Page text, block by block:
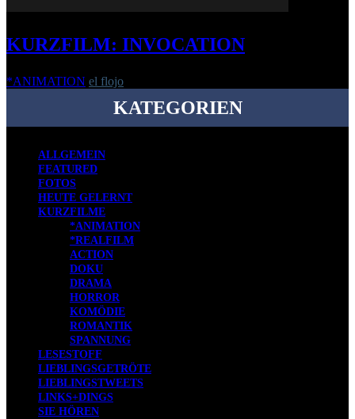
KURZFILM: INVOCATION
*ANIMATION el flojo
KATEGORIEN
ALLGEMEIN
FEATURED
FOTOS
HEUTE GELERNT
KURZFILME
*ANIMATION
*REALFILM
ACTION
DOKU
DRAMA
HORROR
KOMÖDIE
ROMANTIK
SPANNUNG
LESESTOFF
LIEBLINGSGETRÖTE
LIEBLINGSTWEETS
LINKS+DINGS
SIE HÖREN